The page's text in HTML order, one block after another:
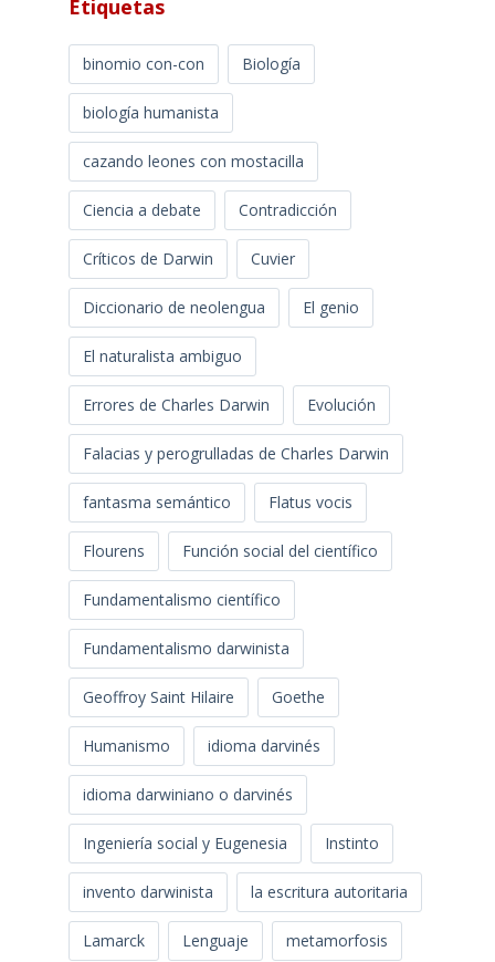
Etiquetas
binomio con-con Biología
biología humanista
cazando leones con mostacilla
Ciencia a debate Contradicción
Críticos de Darwin Cuvier
Diccionario de neolengua El genio
El naturalista ambiguo
Errores de Charles Darwin Evolución
Falacias y perogrulladas de Charles Darwin
fantasma semántico Flatus vocis
Flourens Función social del científico
Fundamentalismo científico
Fundamentalismo darwinista
Geoffroy Saint Hilaire Goethe
Humanismo idioma darvinés
idioma darwiniano o darvinés
Ingeniería social y Eugenesia Instinto
invento darwinista la escritura autoritaria
Lamarck Lenguaje metamorfosis